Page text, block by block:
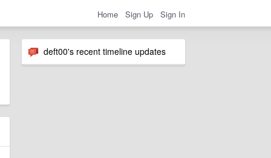
Home Sign Up Sign In
deft00's recent timeline updates